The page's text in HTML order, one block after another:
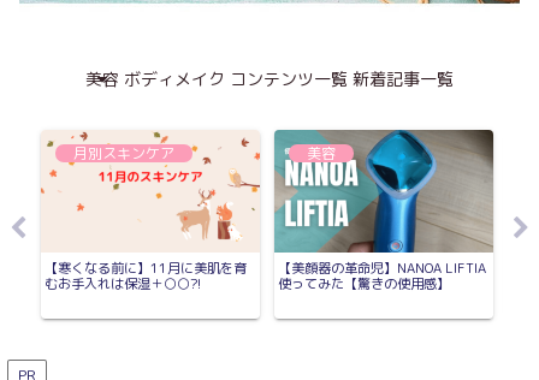
美容 ボディメイク コンテンツ一覧 新着記事一覧
月別スキンケア
【寒くなる前に】11月に美肌を育
むお手入れは保湿＋○○?!
美容
【美顔器の革命児】NANOA LIFTIA
使ってみた【驚きの使用感】
PR